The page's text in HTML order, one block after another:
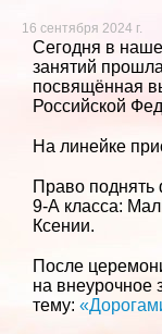
16 сентября 2024 г.
Сегодня в
занятий
посвящённая
Российской
На линейке
Право поднять
9-А класса:
Ксении.
После
на внеурочное
тему: